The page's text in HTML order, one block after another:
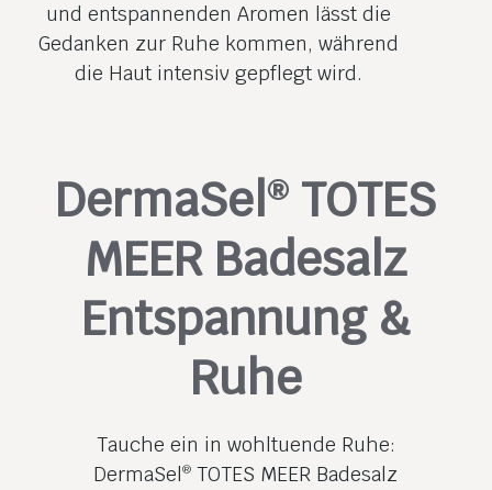
und entspannenden Aromen lässt die
Gedanken zur Ruhe kommen, während
die Haut intensiv gepflegt wird.
DermaSel® TOTES
MEER Badesalz
Entspannung &
Ruhe
Tauche ein in wohltuende Ruhe:
DermaSel® TOTES MEER Badesalz